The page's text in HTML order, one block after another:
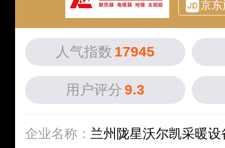
京
人气指数 17945
用户评分 9.3
企业名称： 兰州陇星沃尔凯采暖